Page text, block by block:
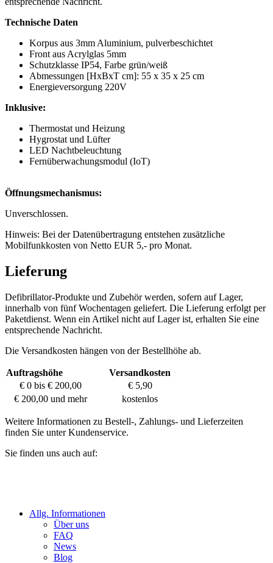
Technische Daten
Korpus aus 3mm Aluminium, pulverbeschichtet
Front aus Acrylglas 5mm
Schutzklasse IP54, Farbe grün/weiß
Abmessungen [HxBxT cm]: 55 x 35 x 25 cm
Energieversorgung 220V
Inklusive:
Thermostat und Heizung
Hygrostat und Lüfter
LED Nachtbeleuchtung
Fernüberwachungsmodul (IoT)
Öffnungsmechanismus:
Unverschlossen.
Hinweis: Bei der Datenübertragung entstehen zusätzliche
Mobilfunkkosten von Netto EUR 5,- pro Monat.
Lieferung
Defibrillator-Produkte und Zubehör werden, sofern auf Lager,
innerhalb von fünf Wochentagen geliefert. Die Lieferung erfolgt per
Paketdienst. Wenn ein Artikel nicht auf Lager ist, erhalten Sie eine
entsprechende Nachricht.
Die Versandkosten hängen von der Bestellhöhe ab.
Auftragshöhe
Versandkosten
€ 0 bis € 200,00
€ 5,90
€ 200,00 und mehr
kostenlos
Weitere Informationen zu Bestell-, Zahlungs- und Lieferzeiten
finden Sie unter Kundenservice.
Sie finden uns auch auf:
Allg. Informationen
Über uns
FAQ
News
Blog